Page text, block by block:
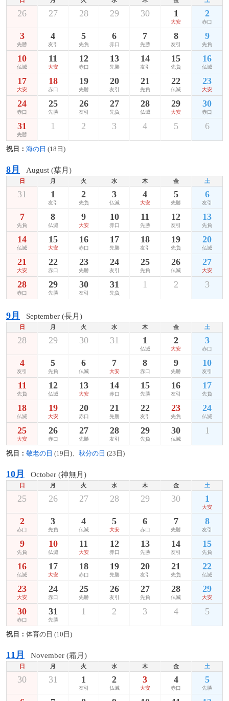
26 27 28 29 30 1
大安
2
赤口
3
先勝
4
友引
5
先負
6
赤口
7
先勝
8
友引
9
先負
10
仏滅
11
大安
12
赤口
13
先勝
14
友引
15
先負
16
仏滅
17
大安
18
赤口
19
先勝
20
友引
21
先負
22
仏滅
23
大安
24
赤口
25
先勝
26
友引
27
先負
28
仏滅
29
大安
30
赤口
31
先勝
1 2 3 4 5 6
祝日： 海の日 (18日)
8月 August (葉月)
日 月 火 水 木 金 土
31 1
友引
2
先負
3
仏滅
4
大安
5
先勝
6
友引
7
先負
8
仏滅
9
大安
10
赤口
11
先勝
12
友引
13
先負
14
仏滅
15
大安
16
赤口
17
先勝
18
友引
19
先負
20
仏滅
21
大安
22
赤口
23
先勝
24
友引
25
先負
26
仏滅
27
大安
28
赤口
29
先勝
30
友引
31
先負
1 2 3
9月 September (長月)
日 月 火 水 木 金 土
28 29 30 31 1
仏滅
2
大安
3
赤口
4
友引
5
先負
6
仏滅
7
大安
8
赤口
9
先勝
10
友引
11
先負
12
仏滅
13
大安
14
赤口
15
先勝
16
友引
17
先負
18
仏滅
19
大安
20
赤口
21
先勝
22
友引
23
先負
24
仏滅
25
大安
26
赤口
27
先勝
28
友引
29
先負
30
仏滅
1
祝日： 敬老の日 (19日)、 秋分の日 (23日)
10月 October (神無月)
日 月 火 水 木 金 土
25 26 27 28 29 30 1
大安
2
赤口
3
先負
4
仏滅
5
大安
6
赤口
7
先勝
8
友引
9
先負
10
仏滅
11
大安
12
赤口
13
先勝
14
友引
15
先負
16
仏滅
17
大安
18
赤口
19
先勝
20
友引
21
先負
22
仏滅
23
大安
24
赤口
25
先勝
26
友引
27
先負
28
仏滅
29
大安
30
赤口
31
先勝
1 2 3 4 5
祝日： 体育の日 (10日)
11月 November (霜月)
日 月 火 水 木 金 土
30 31 1
友引
2
仏滅
3
大安
4
赤口
5
先勝